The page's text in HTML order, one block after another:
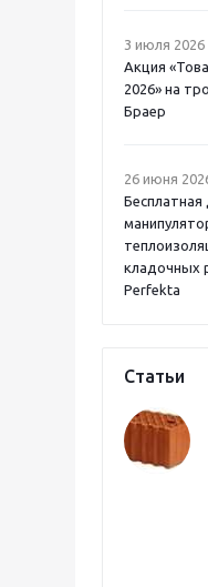
3 июля 2026
Акция
2026» на
Браер
26 июня
Бесплатная
кладочных
Perfekta
Статьи